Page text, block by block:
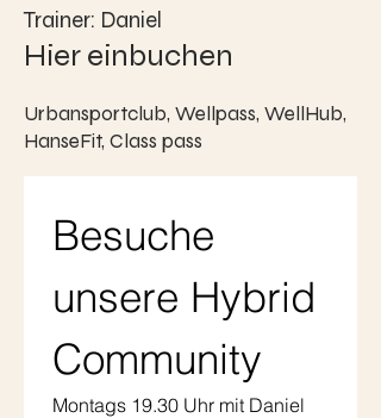
Trainer: Daniel
Hier einbuchen
Urbansportclub, Wellpass, WellHub,
HanseFit, Class pass
Besuche
unsere Hybrid
Montags 19.30 Uhr mit Daniel